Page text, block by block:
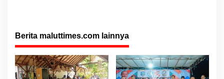
Berita maluttimes.com lainnya